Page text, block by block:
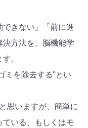
きない」「前に進
方法を、脳機能学
。
ミを除去する”とい
思いますが、簡単に
いる、もしくはモ